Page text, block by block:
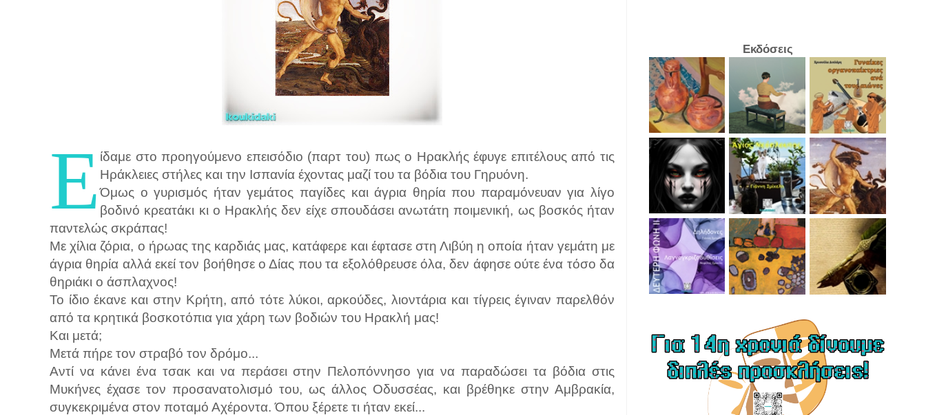
Είδαμε στο προηγούμενο επεισόδιο (παρτ του) πως ο Ηρακλής έφυγε επιτέλους από τις
Ηράκλειες στήλες και την Ισπανία έχοντας μαζί του τα βόδια του Γηρυόνη.
Όμως ο γυρισμός ήταν γεμάτος παγίδες και άγρια θηρία που παραμόνευαν για λίγο
βοδινό κρεατάκι κι ο Ηρακλής δεν είχε σπουδάσει ανωτάτη ποιμενική, ως βοσκός ήταν
παντελώς σκράπας!
Με χίλια ζόρια, ο ήρωας της καρδιάς μας, κατάφερε και έφτασε στη Λιβύη η οποία ήταν γεμάτη με
άγρια θηρία αλλά εκεί τον βοήθησε ο Δίας που τα εξολόθρευσε όλα, δεν άφησε ούτε ένα τόσο δα
θηριάκι ο άσπλαχνος!
Το ίδιο έκανε και στην Κρήτη, από τότε λύκοι, αρκούδες, λιοντάρια και τίγρεις έγιναν παρελθόν
από τα κρητικά βοσκοτόπια για χάρη των βοδιών του Ηρακλή μας!
Και μετά;
Μετά πήρε τον στραβό τον δρόμο...
Αντί να κάνει ένα τσακ και να περάσει στην Πελοπόννησο για να παραδώσει τα βόδια στις
Μυκήνες έχασε τον προσανατολισμό του, ως άλλος Οδυσσέας, και βρέθηκε στην Αμβρακία,
συγκεκριμένα στον ποταμό Αχέροντα. Όπου ξέρετε τι ήταν εκεί...
Εκδόσεις